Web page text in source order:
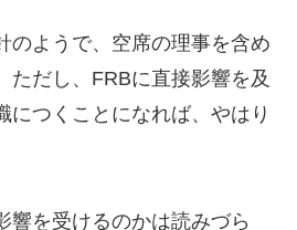
のようで、空席の理事を含め
ただし、FRBに直接影響を及
つくことになれば、やはり
響を受けるのかは読みづら